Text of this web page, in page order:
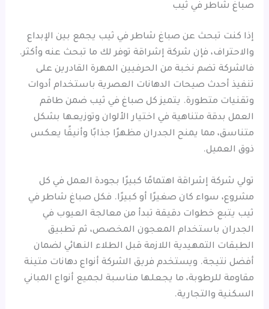
صباغ شاطر في ثيب
إذا كنت تبحث عن صباغ شاطر في ثيب يجمع بين الإبداع
والاحتراف، فإن شركة إشراقة توفر لك ما تبحث عنه وأكثر.
فالشركة تضم نخبة من الحرفيين المهرة القادرين على
تنفيذ أحدث صيحات الدهانات العصرية باستخدام أدوات
وتقنيات متطورة. يتميز كل صباغ في ثيب ضمن طاقم
العمل بدقة متناهية في اختيار الألوان وتوزيعها بشكل
متناسق، مما يمنح الجدران مظهرًا جذابًا وأنيقًا يعكس
ذوق العميل.
تولي شركة إشراقة اهتمامًا كبيرًا بجودة العمل في كل
مشروع، سواء كان صغيرًا أو كبيرًا. فكل صباغ شاطر في
ثيب يتبع خطوات دقيقة تبدأ من معالجة العيوب في
الجدران باستخدام المعجون المخصص، ثم تطبيق
الطبقات التمهيدية اللازمة قبل الطلاء النهائي لضمان
أفضل نتيجة. ويستخدم فريق الشركة أنواع دهانات متينة
مقاومة للرطوبة، ما يجعلها مناسبة لجميع أنواع المباني
السكنية والتجارية.